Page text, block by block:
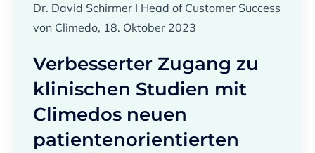
Dr. David Schirmer I Head of Customer Success
von Climedo, 18. Oktober 2023
Verbesserter Zugang zu
klinischen Studien mit
Climedos neuen
patientenorientierten